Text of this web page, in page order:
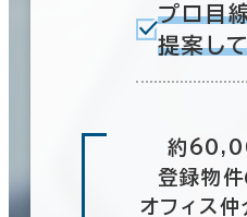
プロ目
提案し
約
登録物件
オフィス